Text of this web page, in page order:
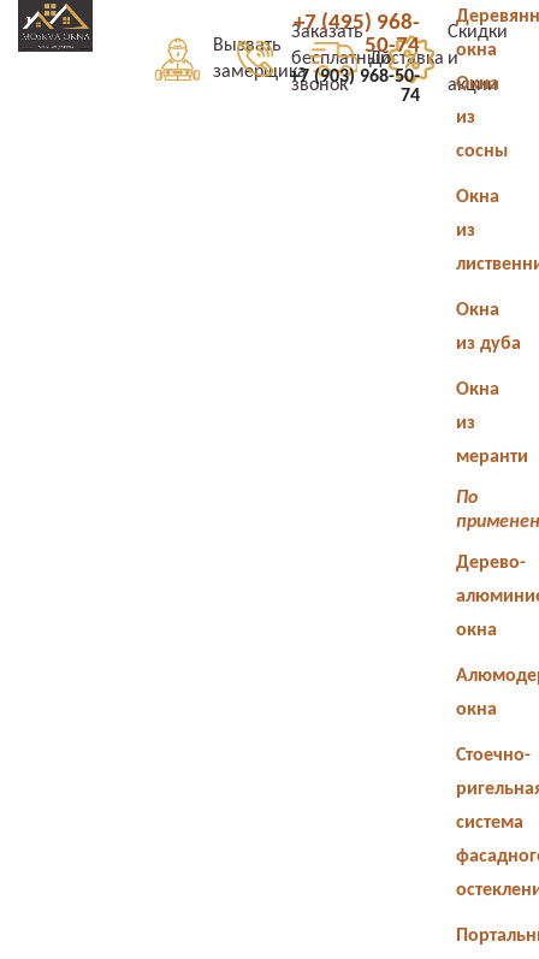
Вызвать
замерщика
Заказать
бесплатный
звонок
Доставка
Скидки
и
акции
+7 (495) 968-
50-74
+7 (903) 968-50-
74
окна
Окна
из
сосны
Окна
из
Окна
из дуба
Окна
из
меранти
По
Дерево-
окна
окна
Стоечно-
система